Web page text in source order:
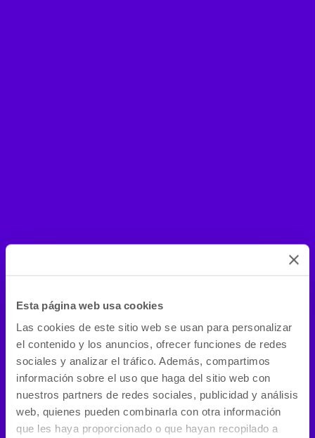
Esta página web usa cookies
Las cookies de este sitio web se usan para personalizar
el contenido y los anuncios, ofrecer funciones de redes
sociales y analizar el tráfico. Además, compartimos
información sobre el uso que haga del sitio web con
nuestros partners de redes sociales, publicidad y análisis
web, quienes pueden combinarla con otra información
que les haya proporcionado o que hayan recopilado a